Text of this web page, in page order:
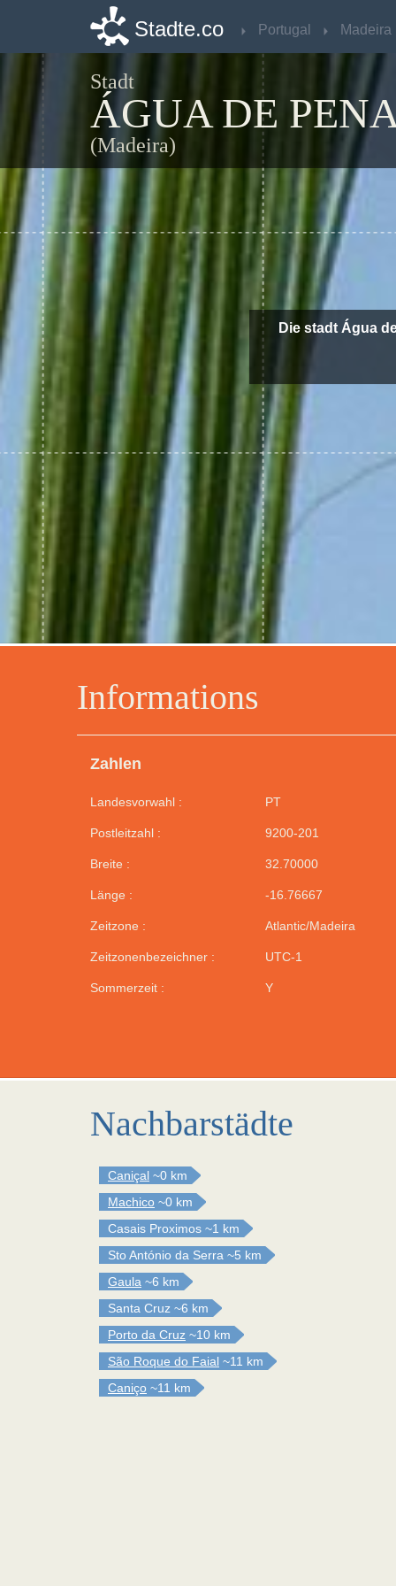
Stadte.co Portugal Madeira
Stadt
ÁGUA DE
(Madeira)
Informations
Zahlen
Landesvorwahl : PT
Postleitzahl : 9200-201
Breite : 32.70000
Länge : -16.76667
Zeitzone : Atlantic/Madeira
Zeitzonenbezeichner : UTC-1
Sommerzeit : Y
Die stadt Água
Nachbarstädte
Caniçal ~0 km
Machico ~0 km
Casais Proximos ~1 km
Sto António da Serra ~5 km
Gaula ~6 km
Santa Cruz ~6 km
Porto da Cruz ~10 km
São Roque do Faial ~11 km
Caniço ~11 km
Stadte.co Portugal Madeira